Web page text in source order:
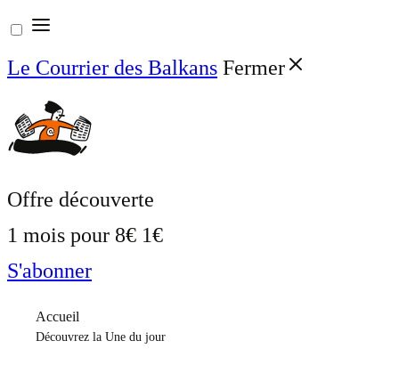
Aller
au
contenu
Le Courrier des Balkans Fermer
Offre découverte
1 mois pour 8€ 1€
S'abonner
Accueil
Découvrez la Une du jour